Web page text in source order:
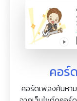
คอร์
คอร์ดเพลงค้นหา